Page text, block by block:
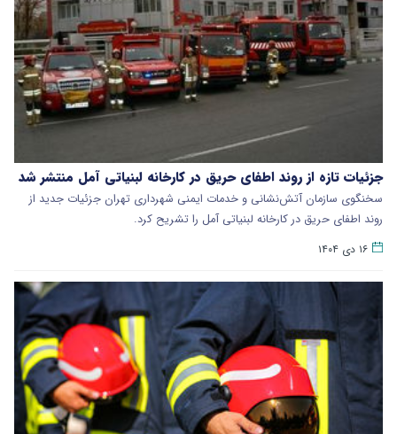
جزئیات تازه از روند اطفای حریق در کارخانه لبنیاتی آمل منتشر شد
سخنگوی سازمان آتش‌نشانی و خدمات ایمنی شهرداری تهران جزئیات جدید از
روند اطفای حریق در کارخانه لبنیاتی آمل را تشریح کرد.
۱۶ دی ۱۴۰۴